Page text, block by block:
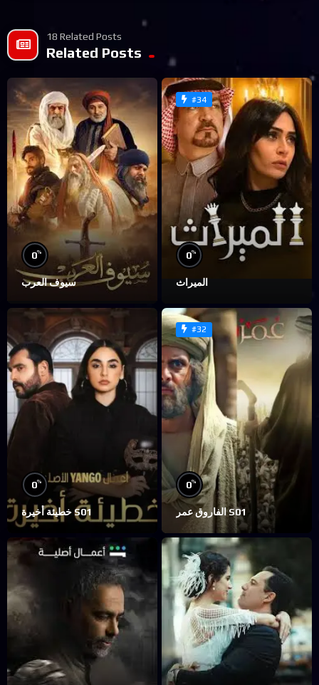
18 Related Posts
Related Posts
0%
سيوف العرب
#34
0%
الميراث
0%
خطيئة أخيرة S01
#32
0%
الفاروق عمر S01